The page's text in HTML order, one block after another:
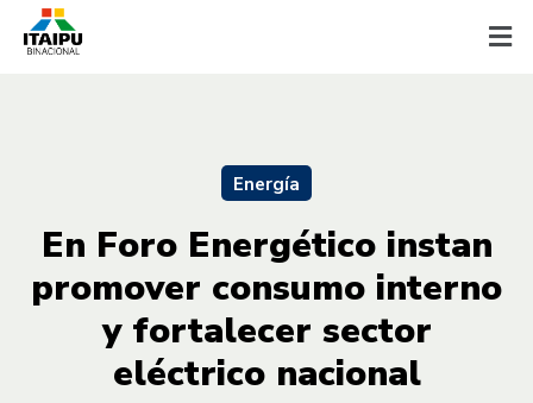
Energía
En Foro Energético instan
promover consumo interno
y fortalecer sector
eléctrico nacional